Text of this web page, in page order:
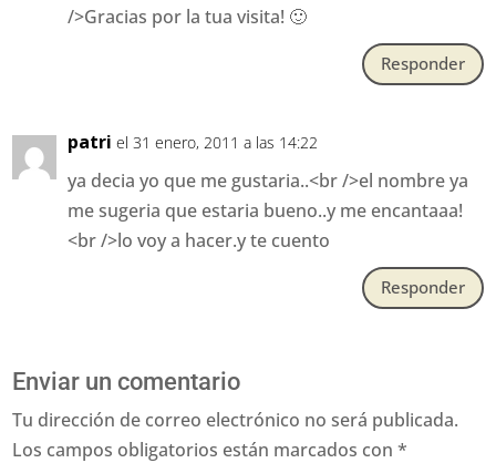
/>Gracias por la tua visita! 🙂
Responder
patri el 31 enero, 2011 a las 14:22
ya decia yo que me gustaria..<br />el nombre ya
me sugeria que estaria bueno..y me encantaaa!
<br />lo voy a hacer.y te cuento
Responder
Enviar un comentario
Tu dirección de correo electrónico no será publicada.
Los campos obligatorios están marcados con*